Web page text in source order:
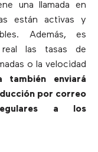
una llamada en
están activas y
Además, es
las tasas de
o la velocidad
también enviará
por correo
a los